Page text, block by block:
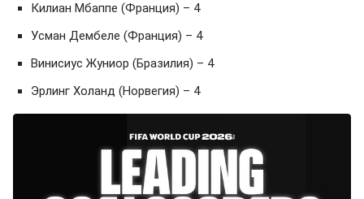
Килиан Мбаппе (Франция) – 4
Усман Дембеле (Франция) – 4
Винисиус Жуниор (Бразилия) – 4
Эрлинг Холанд (Норвегия) – 4